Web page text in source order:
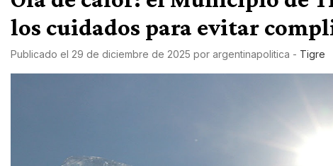
los cuidados para evitar
Publicado el 29 de diciembre de 2025 por argentinapolitica - Tigre